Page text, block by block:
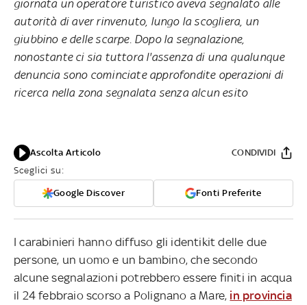
giornata un operatore turistico aveva segnalato alle
autorità di aver rinvenuto, lungo la scogliera, un
giubbino e delle scarpe. Dopo la segnalazione,
nonostante ci sia tuttora l'assenza di una qualunque
denuncia sono cominciate approfondite operazioni di
ricerca nella zona segnalata senza alcun esito
Ascolta Articolo
Sceglici su:
Google Discover Fonti Preferite
CONDIVIDI
I carabinieri hanno diffuso gli identikit delle due
persone, un uomo e un bambino, che secondo
alcune segnalazioni potrebbero essere finiti in acqua
il 24 febbraio scorso a Polignano a Mare, in provincia